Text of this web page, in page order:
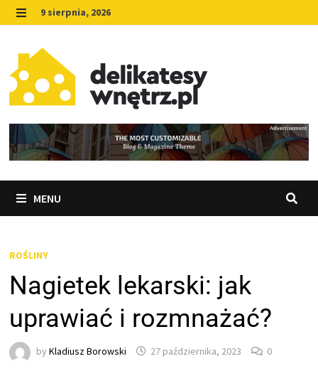
Skip
to
content
MENU
9 sierpnia, 2026
MENU
ROŚLINY
Nagietek lekarski: jak
uprawiać i rozmnażać?
byKladiusz Borowski 27 października, 2023 0